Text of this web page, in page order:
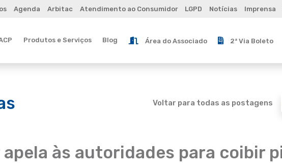
Agenda Arbitac Atendimento ao Consumidor LGPD Notícias Imprensa
Produtos e Serviços Blog Área do Associado 2ª Via Boleto
Voltar para todas as postagens
apela às autoridades para coibir